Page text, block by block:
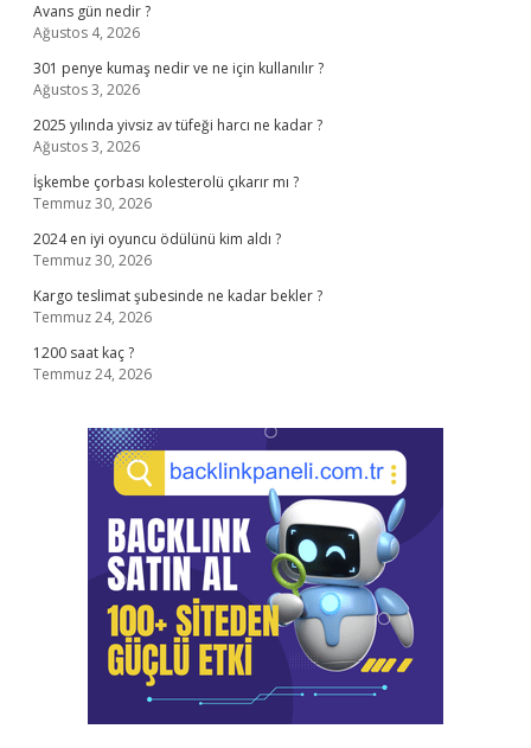
Avans gün nedir ?
Ağustos 4, 2026
301 penye kumaş nedir ve ne için kullanılır ?
Ağustos 3, 2026
2025 yılında yivsiz av tüfeği harcı ne kadar ?
Ağustos 3, 2026
İşkembe çorbası kolesterolü çıkarır mı ?
Temmuz 30, 2026
2024 en iyi oyuncu ödülünü kim aldı ?
Temmuz 30, 2026
Kargo teslimat şubesinde ne kadar bekler ?
Temmuz 24, 2026
1200 saat kaç ?
Temmuz 24, 2026